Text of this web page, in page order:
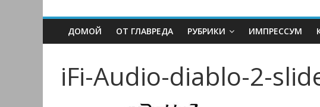
&
MULTIMEDIA
Аудио,
ДОМОЙ ОТ ГЛАВРЕДА РУБРИКИ ИМПРЕССУМ
iFi-Audio-diablo-2-